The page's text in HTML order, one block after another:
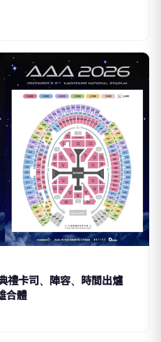
禮卡司、陣容、時間出爐
合體